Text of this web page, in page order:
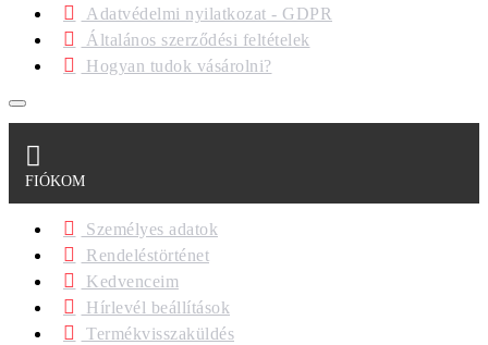
Adatvédelmi nyilatkozat - GDPR
Általános szerződési feltételek
Hogyan tudok vásárolni?
FIÓKOM
Személyes adatok
Rendeléstörténet
Kedvenceim
Hírlevél beállítások
Termékvisszaküldés